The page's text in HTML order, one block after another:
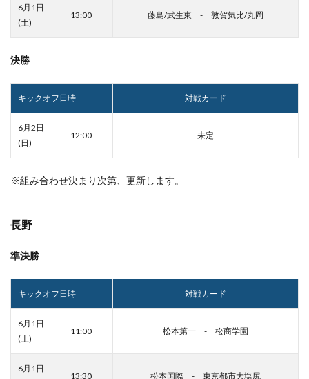
6月1日
(土)
13:00 藤島/武生東 - 敦賀気比/丸岡
決勝
キックオフ日時 対戦カード
6月2日
(日)
12:00 未定
※組み合わせ決まり次第、更新します。
長野
準決勝
キックオフ日時 対戦カード
6月1日
(土)
11:00 松本第一 - 松商学園
6月1日
13:30 松本国際 - 東京都市大塩尻